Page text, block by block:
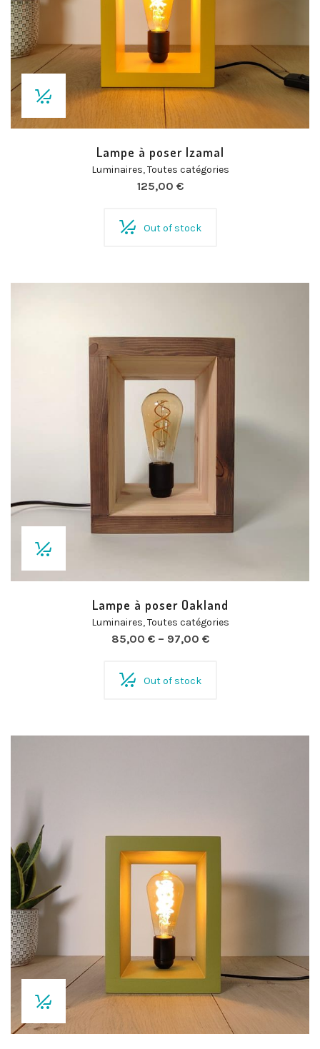
Lampe à poser Izamal
Luminaires,Toutes catégories
125,00 €
Out of stock
Lampe à poser Oakland
Luminaires,Toutes catégories
85,00 €– 97,00 €
Out of stock